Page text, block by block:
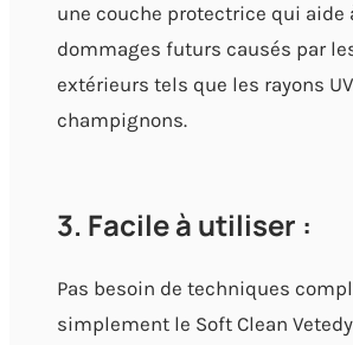
une couche protectrice qui aide
dommages futurs causés par
extérieurs tels que les rayons
champignons.
3. Facile à utiliser :
Pas besoin de techniques
simplement le Soft Clean